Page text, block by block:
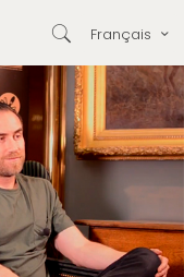
Français